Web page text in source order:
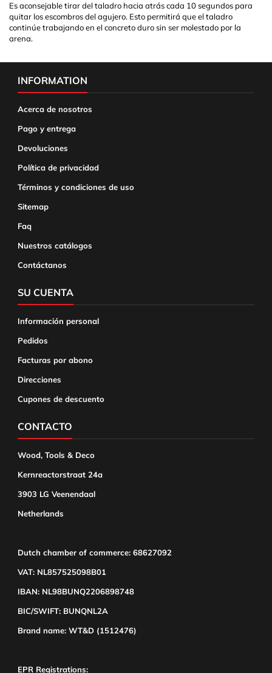
Es aconsejable tirar del taladro hacia atrás cada 10 segundos para
quitar los escombros del agujero. Esto permitirá que el taladro
continúe trabajando en el concreto duro sin ser molestado por la
arena.
INFORMATION
Acerca de nosotros
Pago y entrega
Devoluciones
Política de privacidad
Términos y condiciones de uso
Sitemap
Faq
Nuestros catálogos
Contáctanos
SU CUENTA
Información personal
Pedidos
Facturas por abono
Direcciones
Cupones de descuento
CONTACTO
Wood, Tools & Deco
Kernreactorstraat 24a
3903 LG Veenendaal
Netherlands
Dutch chamber of commerce: 68627092
VAT: NL857525098B01
IBAN: NL98BUNQ2206898748
BIC/SWIFT: BUNQNL2A
Brand name: WT&D (1512476)
EPR Registrations: